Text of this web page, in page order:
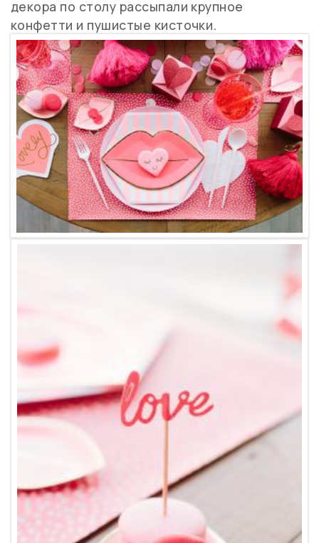
декора по столу рассыпали крупное
конфетти и пушистые кисточки.